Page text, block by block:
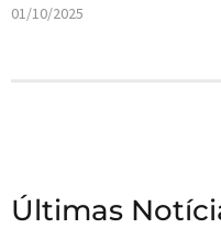
01/10/2025
Últimas